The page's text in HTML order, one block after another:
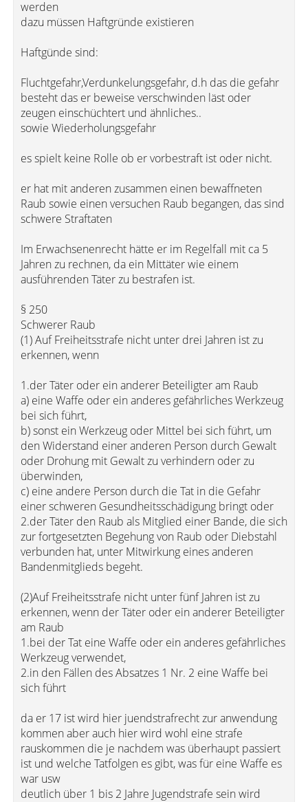
werden
dazu müssen Haftgründe existieren
Haftgünde sind:
Fluchtgefahr,Verdunkelungsgefahr, d.h das die gefahr
besteht das er beweise verschwinden läst oder
zeugen einschüchtert und ähnliches..
sowie Wiederholungsgefahr
es spielt keine Rolle ob er vorbestraft ist oder nicht.
er hat mit anderen zusammen einen bewaffneten
Raub sowie einen versuchen Raub begangen, das sind
schwere Straftaten
Im Erwachsenenrecht hätte er im Regelfall mit ca 5
Jahren zu rechnen, da ein Mittäter wie einem
ausführenden Täter zu bestrafen ist.
§ 250
Schwerer Raub
(1) Auf Freiheitsstrafe nicht unter drei Jahren ist zu
erkennen, wenn
1.der Täter oder ein anderer Beteiligter am Raub
a) eine Waffe oder ein anderes gefährliches Werkzeug
bei sich führt,
b) sonst ein Werkzeug oder Mittel bei sich führt, um
den Widerstand einer anderen Person durch Gewalt
oder Drohung mit Gewalt zu verhindern oder zu
überwinden,
c) eine andere Person durch die Tat in die Gefahr
einer schweren Gesundheitsschädigung bringt oder
2.der Täter den Raub als Mitglied einer Bande, die sich
zur fortgesetzten Begehung von Raub oder Diebstahl
verbunden hat, unter Mitwirkung eines anderen
Bandenmitglieds begeht.
(2)Auf Freiheitsstrafe nicht unter fünf Jahren ist zu
erkennen, wenn der Täter oder ein anderer Beteiligter
am Raub
1.bei der Tat eine Waffe oder ein anderes gefährliches
Werkzeug verwendet,
2.in den Fällen des Absatzes 1 Nr. 2 eine Waffe bei
sich führt
da er 17 ist wird hier juendstrafrecht zur anwendung
kommen aber auch hier wird wohl eine strafe
rauskommen die je nachdem was überhaupt passiert
ist und welche Tatfolgen es gibt, was für eine Waffe es
war usw
deutlich über 1 bis 2 Jahre Jugendstrafe sein wird